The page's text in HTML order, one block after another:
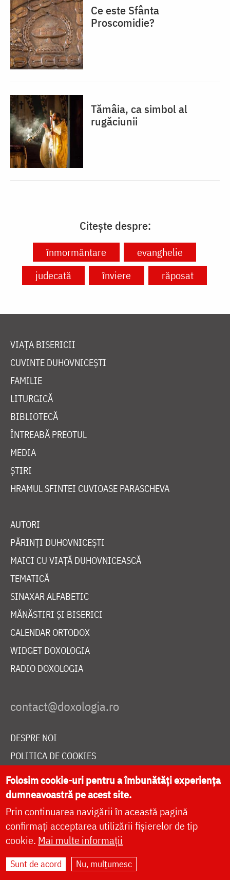
Ce este Sfânta
Proscomidie?
Tămâia, ca simbol al
rugăciunii
Citește despre:
înmormântare
evanghelie
judecată
înviere răposat
VIAȚA BISERICII
CUVINTE DUHOVNICEȘTI
FAMILIE
LITURGICĂ
BIBLIOTECĂ
ÎNTREABĂ PREOTUL
MEDIA
ȘTIRI
HRAMUL SFINTEI CUVIOASE PARASCHEVA
AUTORI
PĂRINȚI DUHOVNICEȘTI
MAICI CU VIAȚĂ DUHOVNICEASCĂ
TEMATICĂ
SINAXAR ALFABETIC
MĂNĂSTIRI ȘI BISERICI
CALENDAR ORTODOX
WIDGET DOXOLOGIA
RADIO DOXOLOGIA
DESPRE NOI
POLITICA DE COOKIES
DONEAZĂ ONLINE PENTRU CATEDRALA NAȚIONALĂ
LIVE
Site dezvoltat deDOXOLOGIA MEDIA
Arhiepiscopia Iașilor | ©
Folosim cookie-uri pentru a îmbunătăți experiența
dumneavoastră pe acest site.
Prin continuarea navigării în această pagină
confirmați acceptarea utilizării fișierelor de tip
cookie. Mai multe informații
Sunt de acord Nu, mulțumesc